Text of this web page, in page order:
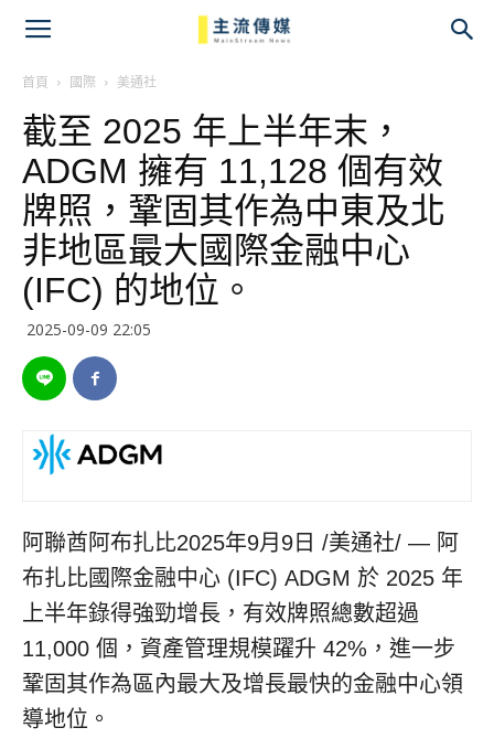
首頁 國際 美通社
截至 2025 年上半年末，
ADGM 擁有 11,128 個有效
牌照，鞏固其作為中東及北
非地區最大國際金融中心
(IFC) 的地位。
2025-09-09 22:05
阿聯酋阿布扎比2025年9月9日 /美通社/ — 阿
布扎比國際金融中心 (IFC) ADGM 於 2025 年
上半年錄得強勁增長，有效牌照總數超過
11,000 個，資產管理規模躍升 42%，進一步
鞏固其作為區內最大及增長最快的金融中心領
導地位。